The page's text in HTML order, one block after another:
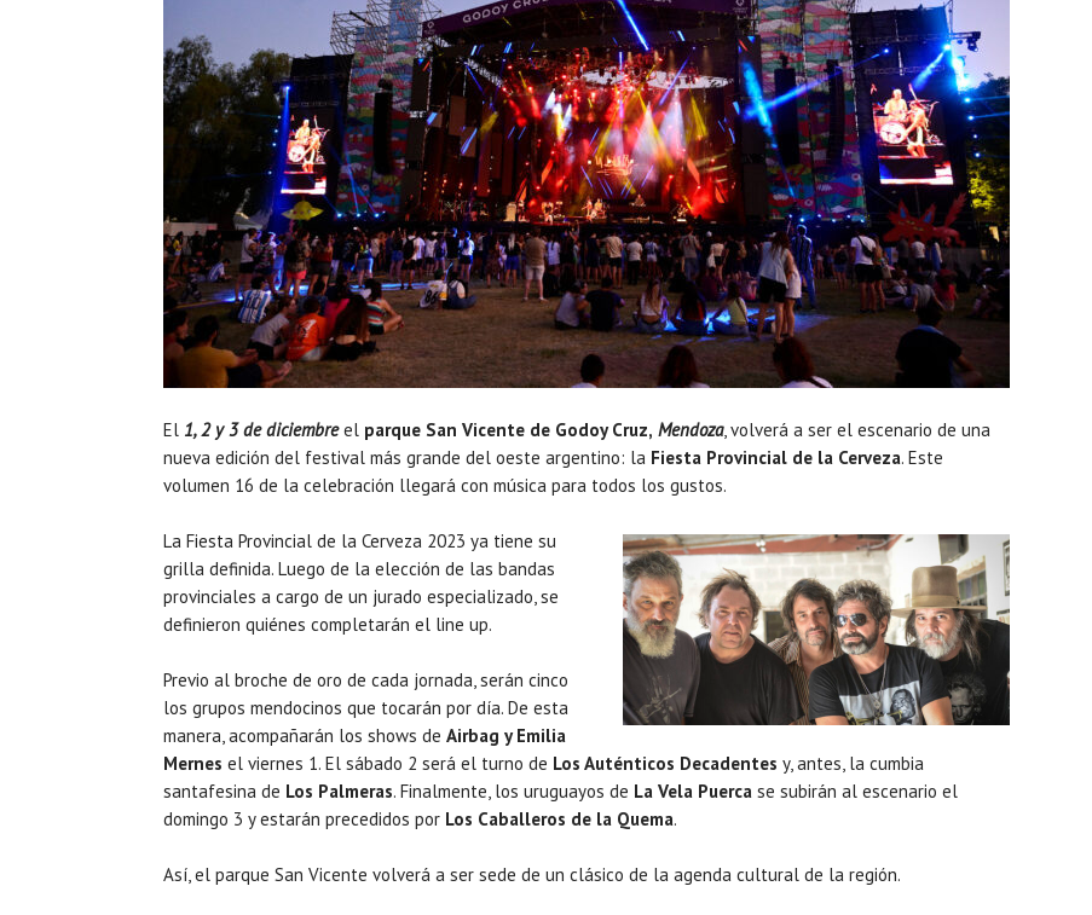
El 1, 2 y 3 de diciembre el parque San Vicente de Godoy Cruz, Mendoza, volverá a ser el escenario de una
nueva edición del festival más grande del oeste argentino: la Fiesta Provincial de la Cerveza. Este
volumen 16 de la celebración llegará con música para todos los gustos.
La Fiesta Provincial de la Cerveza 2023 ya tiene su
grilla definida. Luego de la elección de las bandas
provinciales a cargo de un jurado especializado, se
definieron quiénes completarán el line up.
Previo al broche de oro de cada jornada, serán cinco
los grupos mendocinos que tocarán por día. De esta
manera, acompañarán los shows de Airbag y Emilia
Mernes el viernes 1. El sábado 2 será el turno de Los Auténticos Decadentes y, antes, la cumbia
santafesina de Los Palmeras. Finalmente, los uruguayos de La Vela Puerca se subirán al escenario el
domingo 3 y estarán precedidos por Los Caballeros de la Quema.
Así, el parque San Vicente volverá a ser sede de un clásico de la agenda cultural de la región.